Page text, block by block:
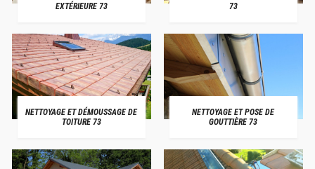
EXTÉRIEURE 73
73
NETTOYAGE ET DÉMOUSSAGE DE
TOITURE 73
NETTOYAGE ET POSE DE
GOUTTIÈRE 73